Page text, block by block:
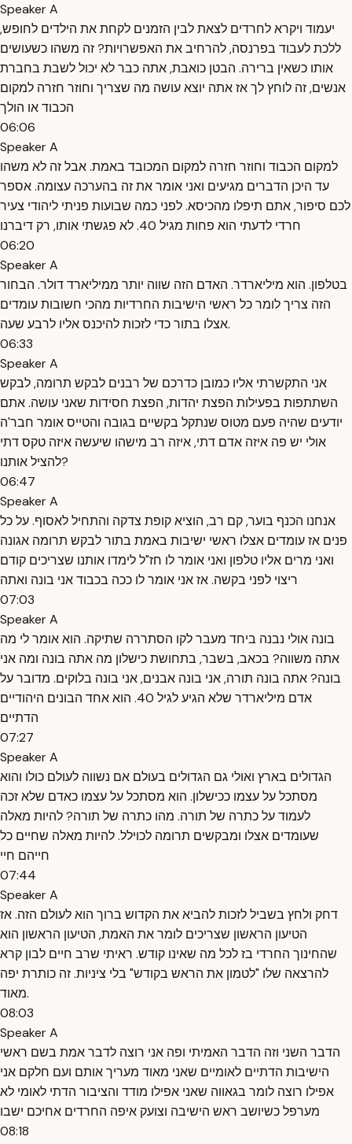
Speaker A
יעמוד ויקרא לחרדים לצאת לבין הזמנים לקחת את הילדים לחופש,
ללכת לעבוד בפרנסה, להרחיב את האפשרויות? זה משהו כשעושים
אותו כשאין ברירה. הבטן כואבת, אתה כבר לא יכול לשבת בחברת
אנשים, זה לוחץ לך אז אתה יוצא עושה מה שצריך וחוזר חזרה למקום
הכבוד או הולך
06:06
Speaker A
למקום הכבוד וחוזר חזרה למקום המכובד באמת. אבל זה לא משהו
עד היכן הדברים מגיעים ואני אומר את זה בהערכה עצומה. אספר
לכם סיפור, אתם תיפלו מהכיסא. לפני כמה שבועות פניתי ליהודי צעיר
חרדי לדעתי הוא פחות מגיל 40. לא פגשתי אותו, רק דיברנו
06:20
Speaker A
בטלפון. הוא מיליארדר. האדם הזה שווה יותר ממיליארד דולר. הבחור
הזה צריך לומר כל ראשי הישיבות החרדיות מהכי חשובות עומדים
אצלו בתור כדי לזכות להיכנס אליו לרבע שעה.
06:33
Speaker A
אני התקשרתי אליו כמובן כדרכם של רבנים לבקש תרומה, לבקש
השתתפות בפעילות הפצת יהדות, הפצת חסידות שאני עושה. אתם
יודעים שהיה פעם מטוס שנתקל בקשיים בגובה והטייס אומר חבר'ה
אולי יש פה איזה אדם דתי, איזה רב מישהו שיעשה איזה טקס דתי
להציל אותנו?
06:47
Speaker A
אנחנו הכנף בוער, קם רב, הוציא קופת צדקה והתחיל לאסוף. על כל
פנים אז עומדים אצלו ראשי ישיבות באמת בתור לבקש תרומה אגונה
ואני מרים אליו טלפון ואני אומר לו חז"ל לימדו אותנו שצריכים קודם
ריצוי לפני בקשה. אז אני אומר לו ככה בכבוד אני בונה ואתה
07:03
Speaker A
בונה אולי נבנה ביחד מעבר לקו הסתררה שתיקה. הוא אומר לי מה
אתה משווה? בכאב, בשבר, בתחושת כישלון מה אתה בונה ומה אני
בונה? אתה בונה תורה, אני בונה אבנים, אני בונה בלוקים. מדובר על
אדם מיליארדר שלא הגיע לגיל 40. הוא אחד הבונים היהודיים
הדתיים
07:27
Speaker A
הגדולים בארץ ואולי גם הגדולים בעולם אם נשווה לעולם כולו והוא
מסתכל על עצמו ככישלון. הוא מסתכל על עצמו כאדם שלא זכה
לעמוד על כתרה של תורה. מהו כתרה של תורה? להיות מאלה
שעומדים אצלו ומבקשים תרומה לכוילל. להיות מאלה שחיים כל
חייהם חיי
07:44
Speaker A
דחק ולחץ בשביל לזכות להביא את הקדוש ברוך הוא לעולם הזה. אז
הטיעון הראשון שצריכים לומר את האמת, הטיעון הראשון הוא
שהחינוך החרדי בז לכל מה שאינו קודש. ראיתי שרב חיים לבון קרא
להרצאה שלו "לטמון את הראש בקודש" בלי ציניות. זה כותרת יפה
מאוד.
08:03
Speaker A
הדבר השני וזה הדבר האמיתי ופה אני רוצה לדבר אמת בשם ראשי
הישיבות הדתיים לאומיים שאני מאוד מעריך אותם ועם חלקם אני
אפילו רוצה לומר בגאווה שאני אפילו מודד והציבור הדתי לאומי לא
מערפל כשיושב ראש הישיבה וצועק איפה החרדים אחיכם ישבו
08:18